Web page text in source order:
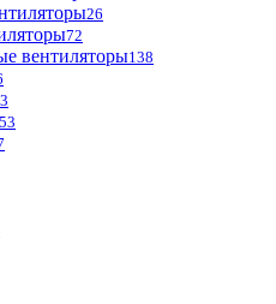
26
72
вентиляторы138